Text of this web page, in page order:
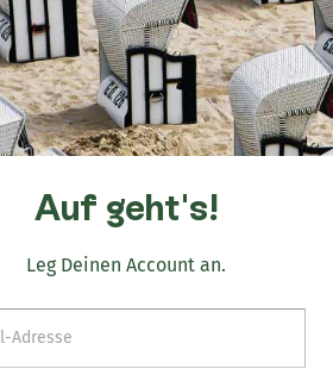
Auf geht's!
Leg Deinen Account an.
Adresse